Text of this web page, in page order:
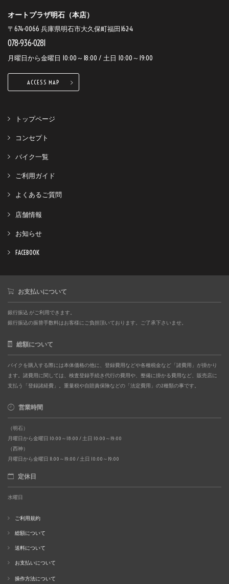
オートプラザ明石（本店）
〒674-0066 兵庫県明石市大久保町福田162-4
078-936-0281
月曜日から金曜日 10:00～18:00 / 土日 10:00～19:00
ACCESS MAP
トップページ
コンセプト
バイク一覧
ご利用ガイド
よくあるご質問
店舗情報
お知らせ
FACEBOOK
お支払いについて
銀行振込 がご利用できます。
銀行振込の振替手数料はお客様にご負担頂いております。ご了承下さいませ。
総額について
バイクを購入する際には本体価格の他に、登録費用などや各種税金など「諸費用」が掛かり
ます。諸費用に関しては、検査登録手続き代行の費用や、整備に掛かる費用など、販売店に
支払う「登録諸経費」。重量税や自賠責保険などの「法定費用」の2種類の事です。
営業時間
（明石）
月曜日から金曜日 10:00～18:00 / 土日 10:00～19:00
（西神）
月曜日から金曜日 11:00～19:00 / 土日 10:00～19:00
定休日
水曜日
ご利用規約
総額について
送料について
お支払いについて
操作方法について